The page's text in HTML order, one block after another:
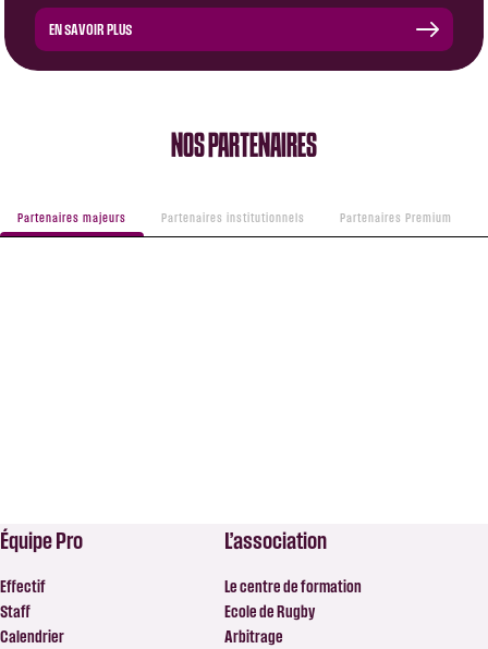
EN SAVOIR PLUS
NOS PARTENAIRES
Partenaires majeurs Partenaires institutionnels Partenaires Premium
Équipe Pro
Effectif
Staff
Calendrier
L’association
Le centre de formation
Ecole de Rugby
Arbitrage